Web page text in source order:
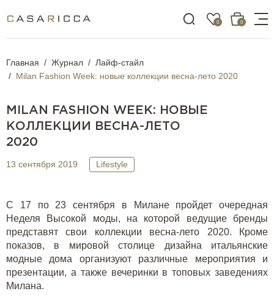
0 0
Главная Журнал
Лайф-стайл
Milan Fashion Week: новые коллекции весна-лето 2020
MILAN FASHION WEEK: НОВЫЕ
КОЛЛЕКЦИИ ВЕСНА-ЛЕТО
2020
13 сентября 2019 Lifestyle
С 17 по 23 сентября в Милане пройдет очередная
Неделя Высокой моды, на которой ведущие бренды
представят свои коллекции весна-лето 2020. Кроме
показов, в мировой столице дизайна итальянские
модные дома организуют различные мероприятия и
презентации, а также вечеринки в топовых заведениях
Милана.